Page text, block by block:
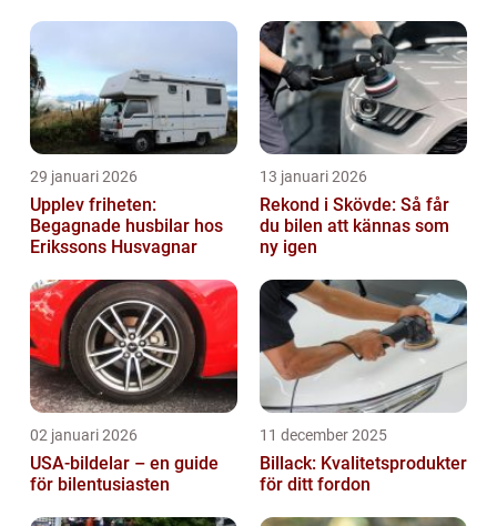
29 januari 2026
Upplev friheten:
Begagnade husbilar hos
Erikssons Husvagnar
13 januari 2026
Rekond i Skövde: Så får
du bilen att kännas som
ny igen
02 januari 2026
USA-bildelar – en guide
för bilentusiasten
11 december 2025
Billack: Kvalitetsprodukter
för ditt fordon